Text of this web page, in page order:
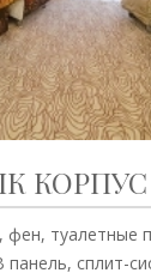
КОРПУС
фен, туалетные
сплит-